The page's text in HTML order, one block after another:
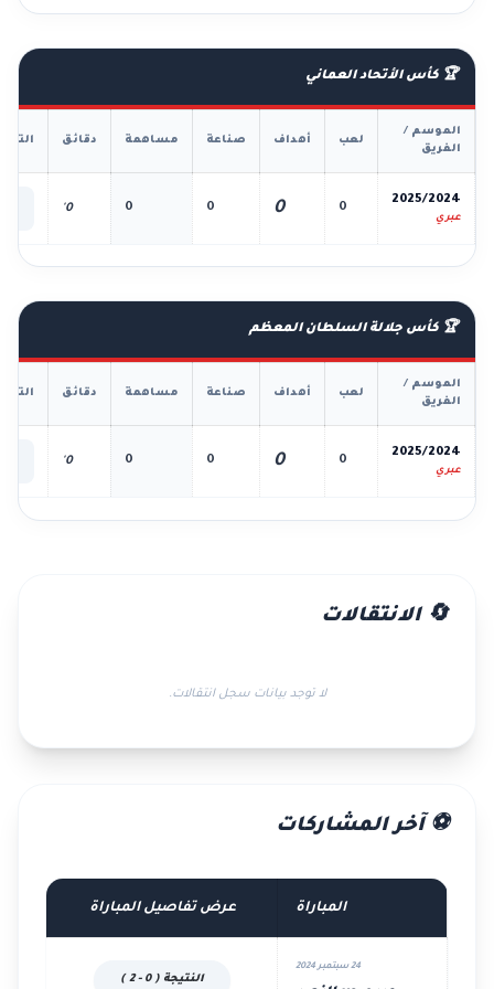
🏆 كأس الأتحاد العماني
الموسم /
الفريق
لعب أهداف صناعة مساهمة دقائق
2025/2024
عبري
0
0
0
0
0'
🏆 كأس جلالة السلطان المعظم
الموسم /
الفريق
لعب أهداف صناعة مساهمة دقائق
2025/2024
عبري
0
0
0
0
0'
🔄 الانتقالات
لا توجد بيانات سجل انتقالات.
⚽ آخر المشاركات
المباراة عرض تفاصيل المباراة
24 سبتمبر 2024
النتيجة ( 0 - 2 )